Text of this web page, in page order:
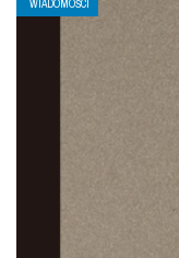
WIADOMOŚCI